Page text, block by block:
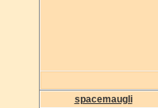
spacemaugli